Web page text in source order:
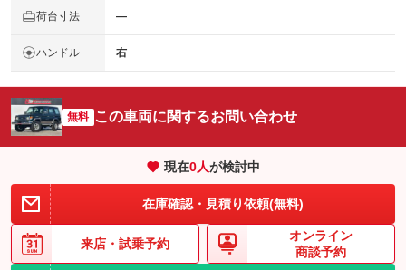
荷台寸法 ―
ハンドル 右
無料 この車両に関するお問い合わせ
現在0人が検討中
在庫確認・見積り依頼(無料)
来店・ 試乗予約
オンライン
商談予約